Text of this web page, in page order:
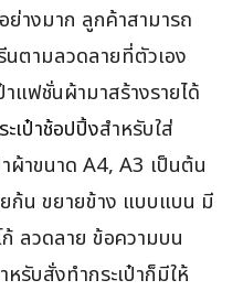
ย่างมาก ลูกค้าสามารถ
ตามลวดลายที่ตัวเอง
แฟชั่นผ้ามาสร้างรายได้
เป๋าช้อปปิ้งสำหรับใส่
าผ้าขนาด A4, A3 เป็นต้น
ยก้น ขยายข้าง แบบแบน มี
ลวดลาย ข้อความบน
หรับสั่งทำกระเป๋าก็มีให้